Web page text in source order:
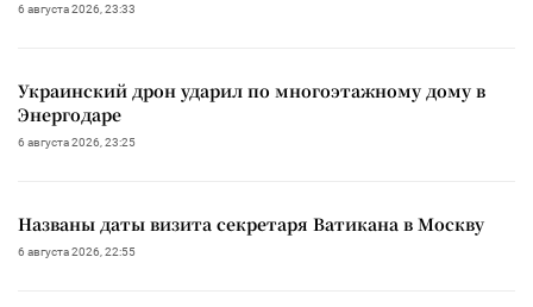
6 августа 2026, 23:33
Украинский дрон ударил по многоэтажному дому в
Энергодаре
6 августа 2026, 23:25
Названы даты визита секретаря Ватикана в Москву
6 августа 2026, 22:55